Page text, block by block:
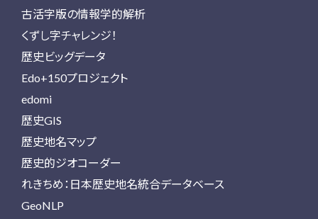
古活字版の情報学的解析
くずし字チャレンジ！
歴史ビッグデータ
Edo+150プロジェクト
edomi
歴史GIS
歴史地名マップ
歴史的ジオコーダー
れきちめ：日本歴史地名統合データベース
GeoNLP